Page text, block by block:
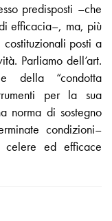
predisposti –che
efficacia–, ma, più
posti a
Parliamo dell’art.
della “condotta
per la sua
norma di sostegno
condizioni–
celere ed efficace